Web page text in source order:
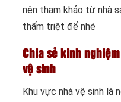
nên tham khảo từ nhà
thấm triệt để nhé
Chia sẻ kinh
vệ sinh
Khu vực nhà vệ sinh là